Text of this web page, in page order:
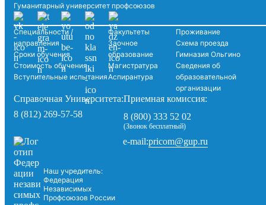
Гуманитарный университет профсоюзов
Специальности /
направления
Сроки обучения
Стоимость обучения
Вступительные испытания
Факультеты
Заочное
образование
Магистратура
Аспирантура
Проживание
Схема проезда
Гимназия Ольгино
Сведения об
образовательной
организации
Справочная Университета:
8 (812) 269-57-58
Приемная комиссия:
8 (800) 333 52 02
(Звонок бесплатный)
Наш учредитель:
Федерация
Независимых
Профсоюзов России
e-mail:pricom@gup.ru